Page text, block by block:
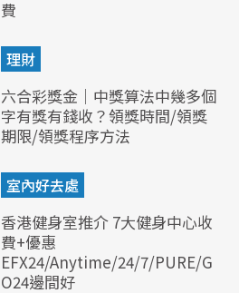
費
理財
六合彩獎金｜中獎算法中幾多個
字有獎有錢收？領獎時間/領獎
期限/領獎程序方法
室內好去處
香港健身室推介 7大健身中心收
費+優惠
EFX24/Anytime/24/7/PURE/G
O24邊間好